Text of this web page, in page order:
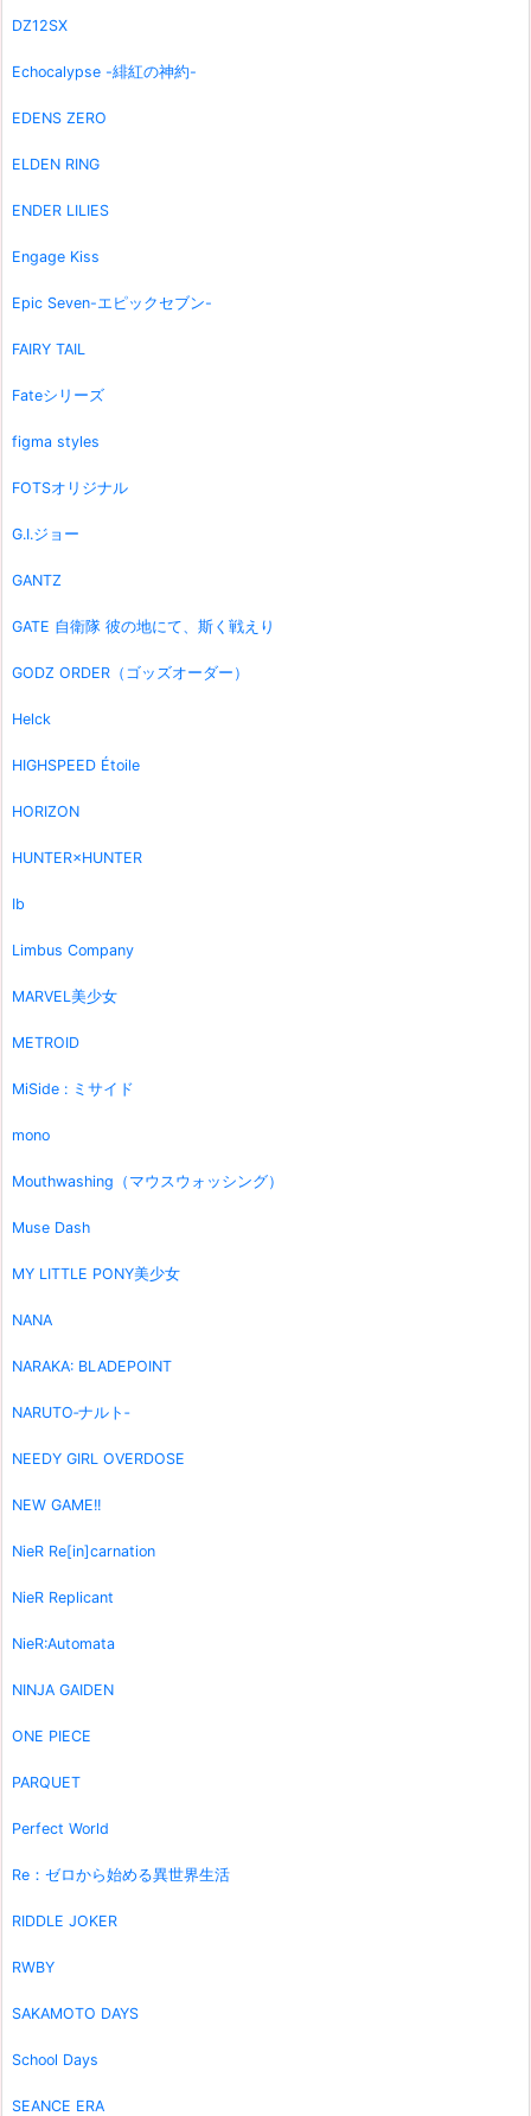
DZ12SX
Echocalypse -緋紅の神約-
EDENS ZERO
ELDEN RING
ENDER LILIES
Engage Kiss
Epic Seven-エピックセブン-
FAIRY TAIL
Fateシリーズ
figma styles
FOTSオリジナル
G.I.ジョー
GANTZ
GATE 自衛隊 彼の地にて、斯く戦えり
GODZ ORDER（ゴッズオーダー）
Helck
HIGHSPEED Étoile
HORIZON
HUNTER×HUNTER
Ib
Limbus Company
MARVEL美少女
METROID
MiSide : ミサイド
mono
Mouthwashing（マウスウォッシング）
Muse Dash
MY LITTLE PONY美少女
NANA
NARAKA: BLADEPOINT
NARUTO‐ナルト‐
NEEDY GIRL OVERDOSE
NEW GAME!!
NieR Re[in]carnation
NieR Replicant
NieR:Automata
NINJA GAIDEN
ONE PIECE
PARQUET
Perfect World
Re：ゼロから始める異世界生活
RIDDLE JOKER
RWBY
SAKAMOTO DAYS
School Days
SEANCE ERA